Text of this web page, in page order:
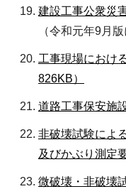
建設工事公衆災
（令和元年9月版
工事現場におけ
826KB）
道路工事保安施
非破壊試験によ
及びかぶり測定
微破壊・非破壊